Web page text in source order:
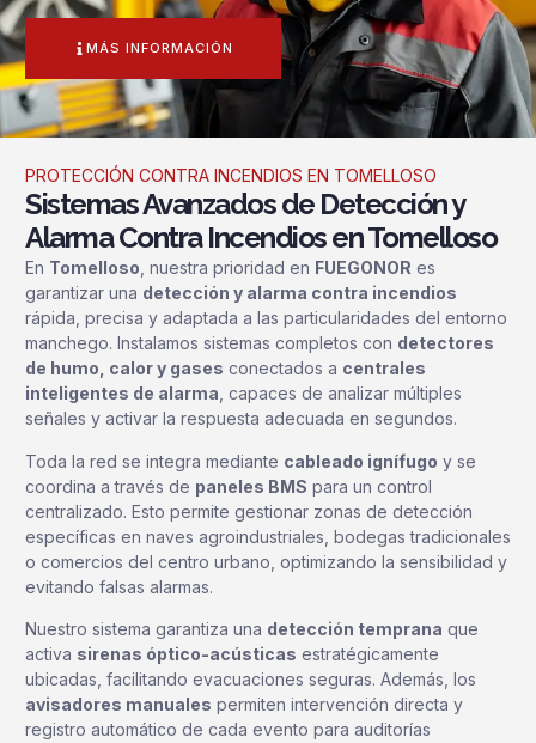
MÁS INFORMACIÓN
PROTECCIÓN CONTRA INCENDIOS EN TOMELLOSO
Sistemas Avanzados de Detección y
Alarma Contra Incendios en Tomelloso
En Tomelloso , nuestra prioridad en FUEGONOR es
garantizar una detección y alarma contra incendios
rápida, precisa y adaptada a las particularidades del entorno
manchego. Instalamos sistemas completos con detectores
de humo, calor y gases conectados a centrales
inteligentes de alarma , capaces de analizar múltiples
señales y activar la respuesta adecuada en segundos.
Toda la red se integra mediante cableado ignífugo y se
coordina a través de paneles BMS para un control
centralizado. Esto permite gestionar zonas de detección
específicas en naves agroindustriales, bodegas tradicionales
o comercios del centro urbano, optimizando la sensibilidad y
evitando falsas alarmas.
Nuestro sistema garantiza una detección temprana que
activa sirenas óptico-acústicas estratégicamente
ubicadas, facilitando evacuaciones seguras. Además, los
avisadores manuales permiten intervención directa y
registro automático de cada evento para auditorías